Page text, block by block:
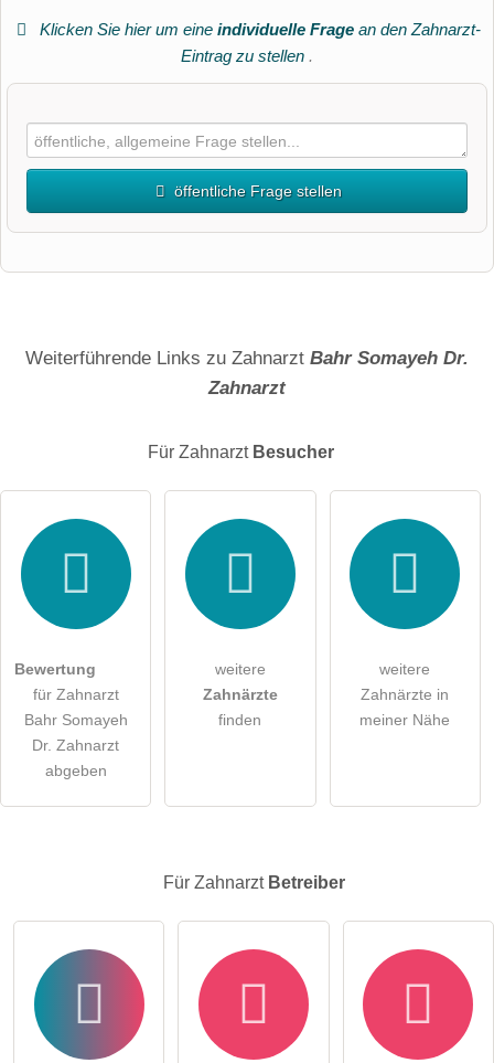
Klicken Sie hier um eine individuelle Fragean den Zahnarzt-
Eintrag zu stellen .
öffentliche Frage stellen
Hiermit akzeptiere ich die .
Die Datenschutzerklärunghabe ich zur Kenntnis genommen.
Besucher sichtbar
Klicken Sie hier um eine
Weiterführende Links zu Zahnarzt Bahr Somayeh Dr.
Zahnarzt
Für Zahnarzt Besucher
Bewertung
für Zahnarzt
Bahr Somayeh
Dr. Zahnarzt
abgeben
weitere
Zahnärzte
finden
weitere
Zahnärzte in
meiner Nähe
Für Zahnarzt Betreiber